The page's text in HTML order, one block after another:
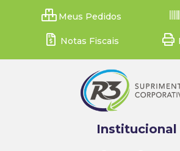
Meus Pedidos
Notas Fiscais
Institucional